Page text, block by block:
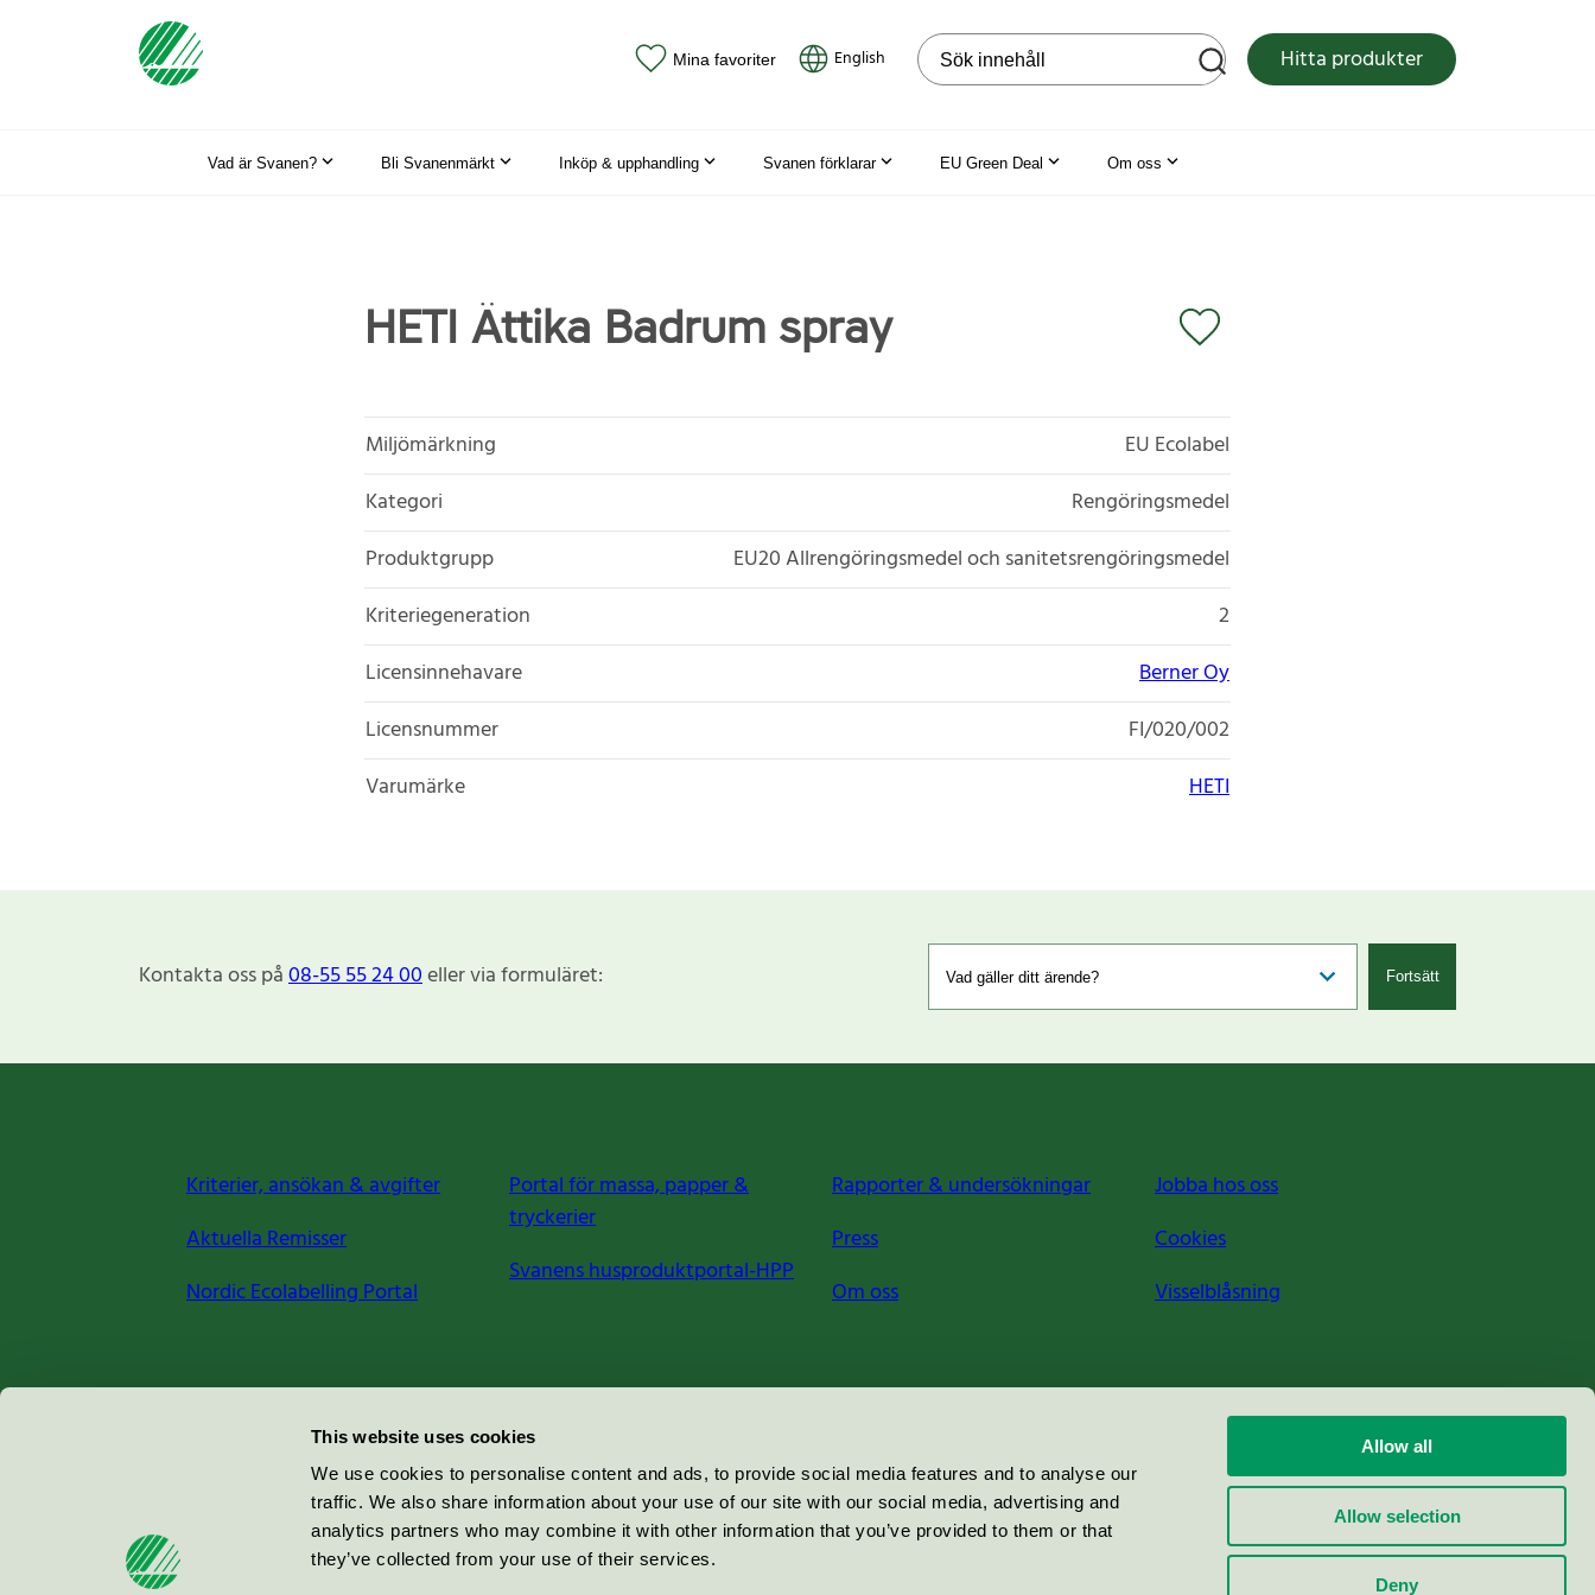
This website uses cookies
We use cookies to personalise content and ads, to provide social media features and to analyse our
traffic. We also share information about your use of our site with our social media, advertising and
analytics partners who may combine it with other information that you’ve provided to them or that
they’ve collected from your use of their services.
Allow all
Allow selection
Deny
Mina favoriter English Sök på webbplatsen Hitta produkter
Vad är Svanen? Bli Svanenmärkt Inköp & upphandling Svanen förklarar EU Green Deal Om oss
HETI Ättika Badrum spray
Miljömärkning
EU Ecolabel
Kategori
Rengöringsmedel
Produktgrupp
EU20 Allrengöringsmedel och sanitetsrengöringsmedel
Kriteriegeneration
2
Licensinnehavare
Berner Oy
Licensnummer
FI/020/002
Varumärke
HETI
Kontakta oss på08-55 55 24 00eller via formuläret: Fortsätt
Kriterier, ansökan & avgifter
Aktuella Remisser
Nordic Ecolabelling Portal
Portal för massa, papper &
tryckerier
Svanens husproduktportal-HPP
Rapporter & undersökningar
Press
Om oss
Jobba hos oss
Cookies
Visselblåsning
Miljömärkning Sverige AB
100 64